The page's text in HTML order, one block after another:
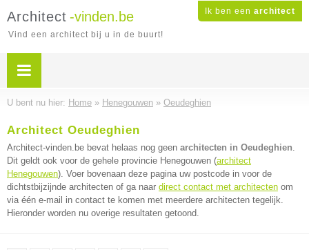
Ik ben een architect
Architect -vinden.be
Vind een architect bij u in de buurt!
U bent nu hier: Home » Henegouwen » Oeudeghien
Architect Oeudeghien
Architect-vinden.be bevat helaas nog geen architecten in Oeudeghien.
Dit geldt ook voor de gehele provincie Henegouwen (architect
Henegouwen). Voer bovenaan deze pagina uw postcode in voor de
dichtstbijzijnde architecten of ga naar direct contact met architecten om
via één e-mail in contact te komen met meerdere architecten tegelijk.
Hieronder worden nu overige resultaten getoond.